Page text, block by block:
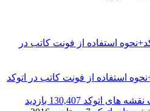
استفاده از فونت کاتب در اتوکد
130,407 بازدید